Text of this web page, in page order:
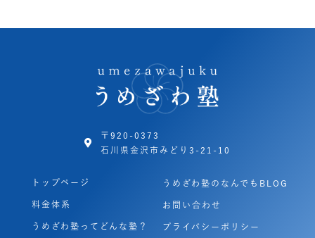
〒920-0373
石川県金沢市みどり3-21-10
トップページ
料金体系
うめざわ塾ってどんな塾？
うめざわ塾のなんでもBLOG
お問い合わせ
プライバシーポリシー